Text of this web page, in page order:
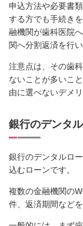
申込方法や必要書
する方でも手続き
融機関が歯科医院
関へ分割返済を行い
注意点は、その歯
ないことが多いこ
由に選べないデメ
銀行のデンタ
銀行のデンタルロ
込むローンです。
複数の金融機関の
件、返済期間など